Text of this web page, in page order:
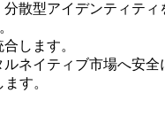
散型アイデンティティ
します。
ネイティブ市場へ安全
す。